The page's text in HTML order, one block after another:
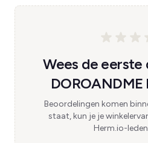
Wees de eerste
Beoordelingen komen
staat, kun je je
Herm.io-